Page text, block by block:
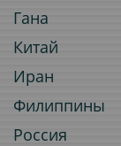
Гана
Китай
Иран
Филиппины
Россия